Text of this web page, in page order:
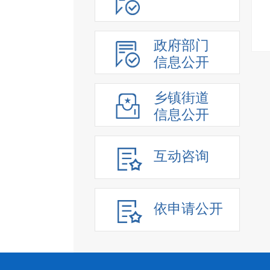
政府部门
信息公开
乡镇街道
信息公开
互动咨询
依申请公开